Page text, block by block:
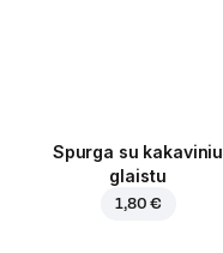
Spurga su kakaviniu
glaistu
1,80 €